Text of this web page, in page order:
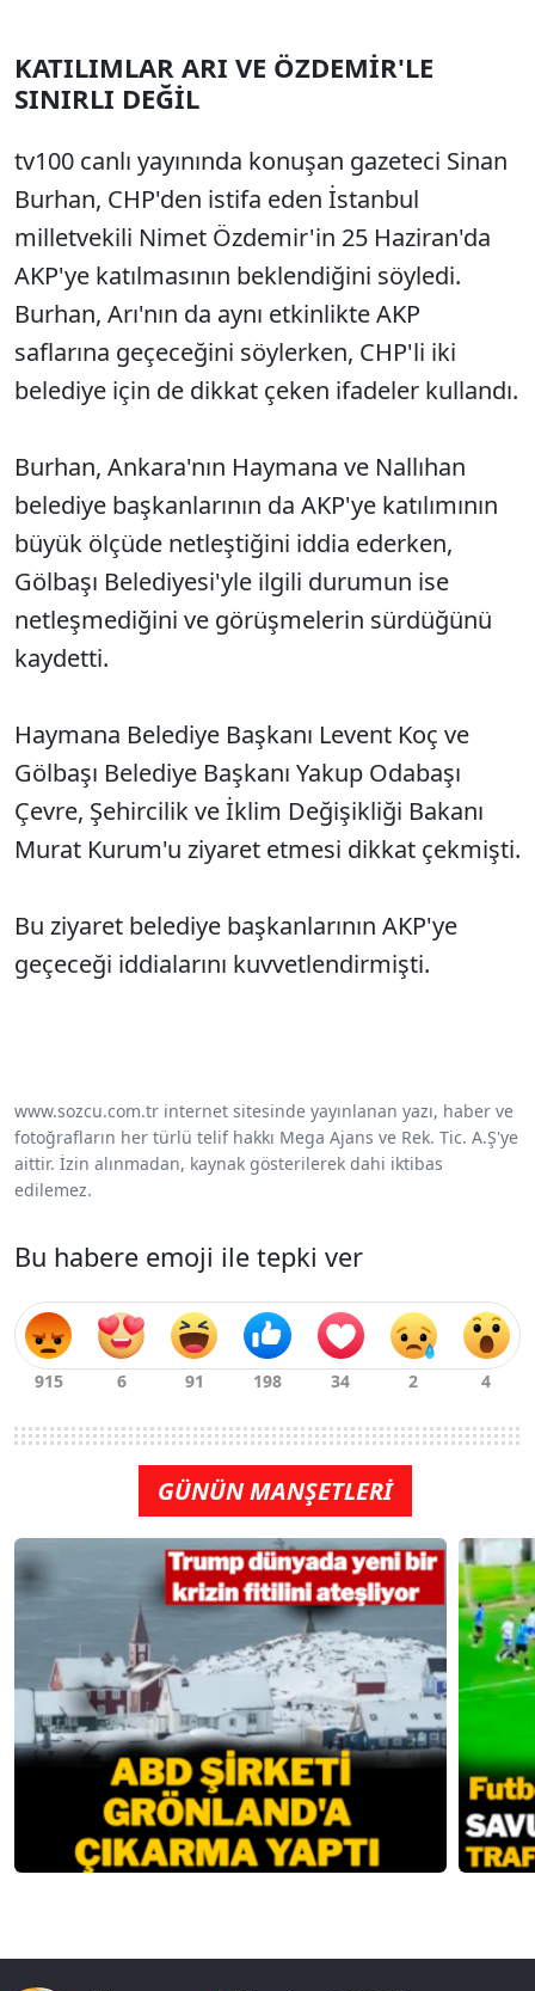
KATILIMLAR ARI VE ÖZDEMİR'LE
SINIRLI DEĞİL
tv100 canlı yayınında konuşan gazeteci Sinan
Burhan, CHP'den istifa eden İstanbul
milletvekili Nimet Özdemir'in 25 Haziran'da
AKP'ye katılmasının beklendiğini söyledi.
Burhan, Arı'nın da aynı etkinlikte AKP
saflarına geçeceğini söylerken, CHP'li iki
belediye için de dikkat çeken ifadeler kullandı.
Burhan, Ankara'nın Haymana ve Nallıhan
belediye başkanlarının da AKP'ye katılımının
büyük ölçüde netleştiğini iddia ederken,
Gölbaşı Belediyesi'yle ilgili durumun ise
netleşmediğini ve görüşmelerin sürdüğünü
kaydetti.
Haymana Belediye Başkanı Levent Koç ve
Gölbaşı Belediye Başkanı Yakup Odabaşı
Çevre, Şehircilik ve İklim Değişikliği Bakanı
Murat Kurum'u ziyaret etmesi dikkat çekmişti.
Bu ziyaret belediye başkanlarının AKP'ye
geçeceği iddialarını kuvvetlendirmişti.
www.sozcu.com.tr internet sitesinde yayınlanan yazı, haber ve
fotoğrafların her türlü telif hakkı Mega Ajans ve Rek. Tic. A.Ş'ye
aittir. İzin alınmadan, kaynak gösterilerek dahi iktibas
edilemez.
Bu habere emoji ile tepki ver
GÜNÜN MANŞETLERİ